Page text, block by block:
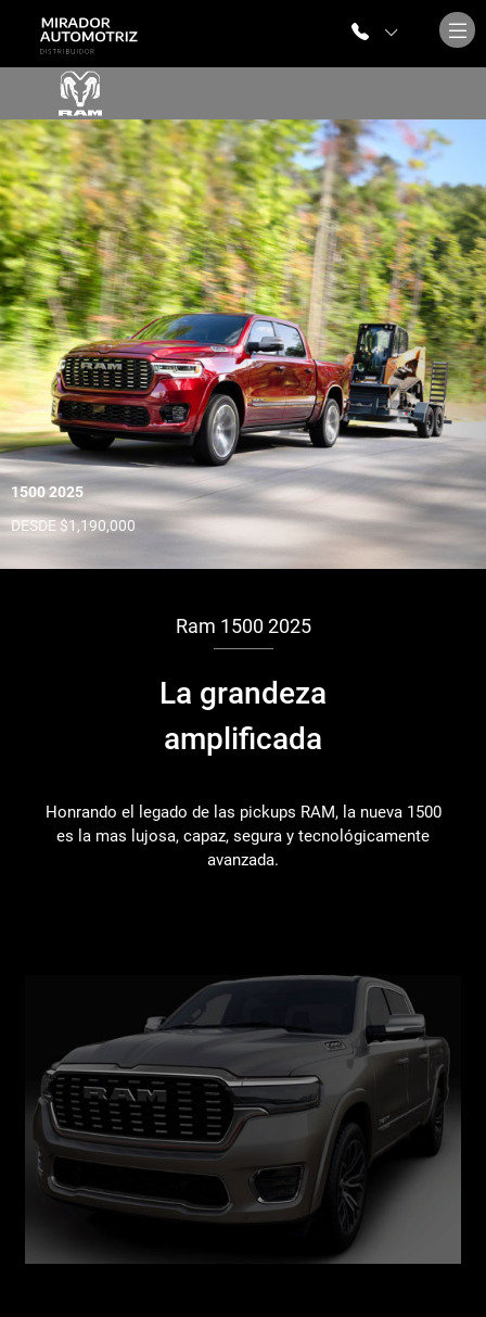
1500 2025
DESDE $1,190,000
Ram 1500 2025
La grandeza
amplificada
Honrando el legado de las pickups RAM, la nueva 1500
es la mas lujosa, capaz, segura y tecnológicamente
avanzada.